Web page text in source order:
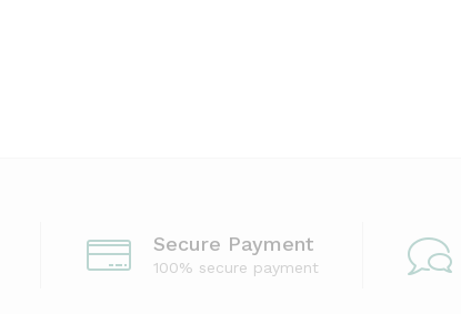
Secure Payment
100% secure payment